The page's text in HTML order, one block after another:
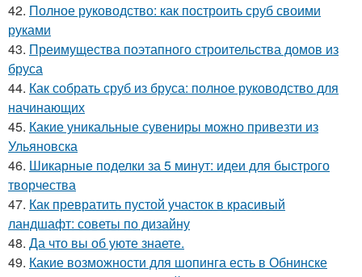
42. Полное руководство: как построить сруб своими
руками
43. Преимущества поэтапного строительства домов из
бруса
44. Как собрать сруб из бруса: полное руководство для
начинающих
45. Какие уникальные сувениры можно привезти из
Ульяновска
46. Шикарные поделки за 5 минут: идеи для быстрого
творчества
47. Как превратить пустой участок в красивый
ландшафт: советы по дизайну
48. Да что вы об уюте знаете.
49. Какие возможности для шопинга есть в Обнинске